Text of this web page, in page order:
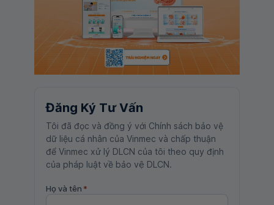
Đăng Ký Tư Vấn
Tôi đã đọc và đồng ý với Chính sách bảo vệ
dữ liệu cá nhân của Vinmec và chấp thuận
để Vinmec xử lý DLCN của tôi theo quy định
của pháp luật về bảo vệ DLCN.
Họ và tên *